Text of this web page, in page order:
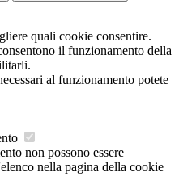
quali cookie consentire.
il funzionamento della
al funzionamento potete
non possono essere
nella pagina della cookie